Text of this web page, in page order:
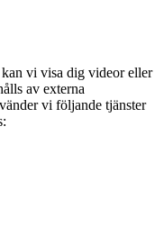
kan vi visa dig videor eller
av externa
vi följande tjänster